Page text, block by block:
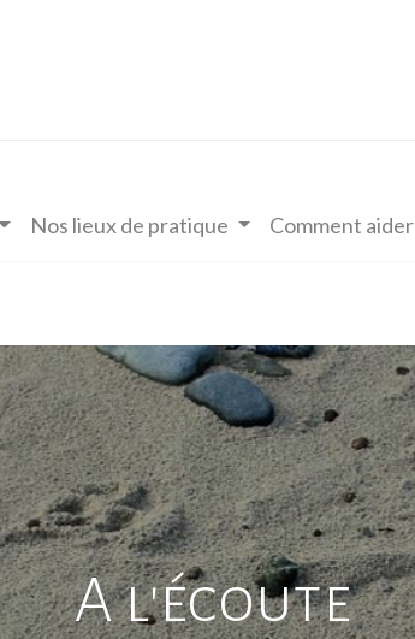
Nos lieux de pratique Comment aider
A l'écoute